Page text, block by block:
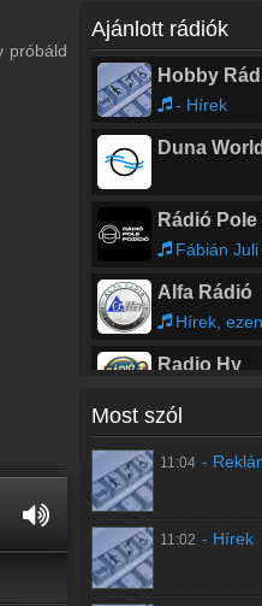
próbáld
Ajánlott rádiók
Hobby
- Hírek
Duna
Rádió
Fábián Juli &
Alfa Rádió
Hírek, ezen a
Radio Hy
Topfm
Csak Top
Most szól
11:04 -
11:02 - Hírek
06:00 -
reggeli információs
08:00 -
gasztronómiai magazin
09:00 -